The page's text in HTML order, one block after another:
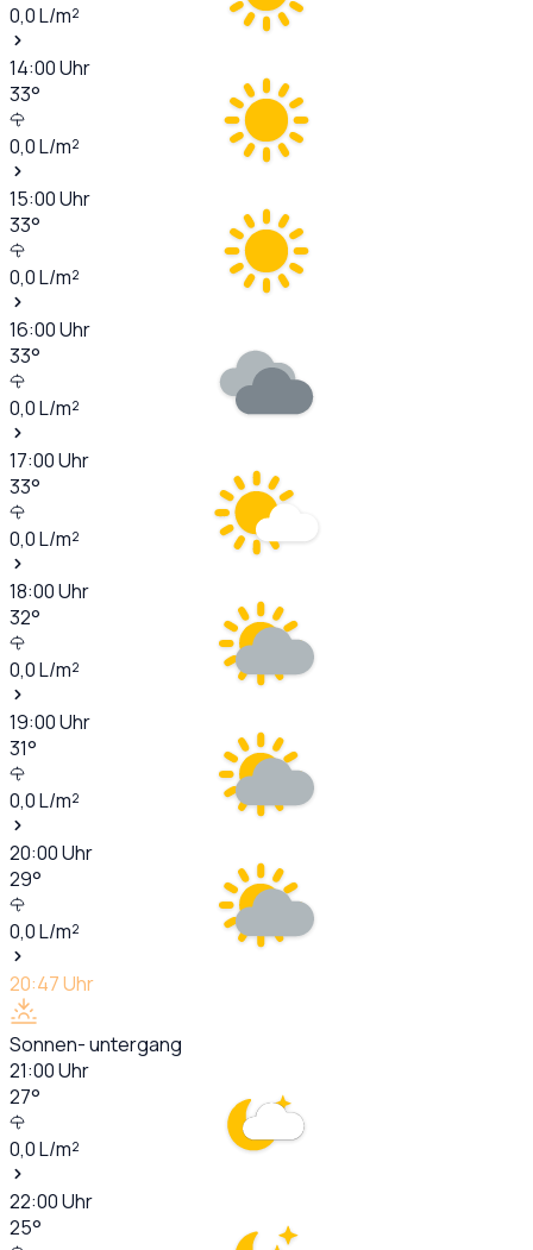
0,0L/m²
14:00Uhr
33°
0,0L/m²
15:00Uhr
33°
0,0L/m²
16:00Uhr
33°
0,0L/m²
17:00Uhr
33°
0,0L/m²
18:00Uhr
32°
0,0L/m²
19:00Uhr
31°
0,0L/m²
20:00Uhr
29°
0,0L/m²
20:47Uhr
Sonnen- untergang
21:00Uhr
27°
0,0L/m²
22:00Uhr
25°